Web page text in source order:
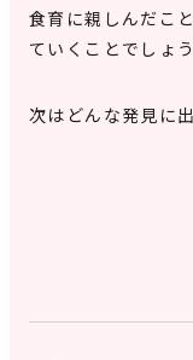
食育に親しんだこ
ていくことでしょ
次はどんな発見に